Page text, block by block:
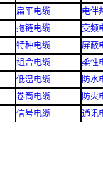
扁平电缆
电伴
拖链电缆
变频
特种电缆
屏蔽
组合电缆
柔性
低温电缆
防水
卷筒电缆
防火
信号电缆 通讯